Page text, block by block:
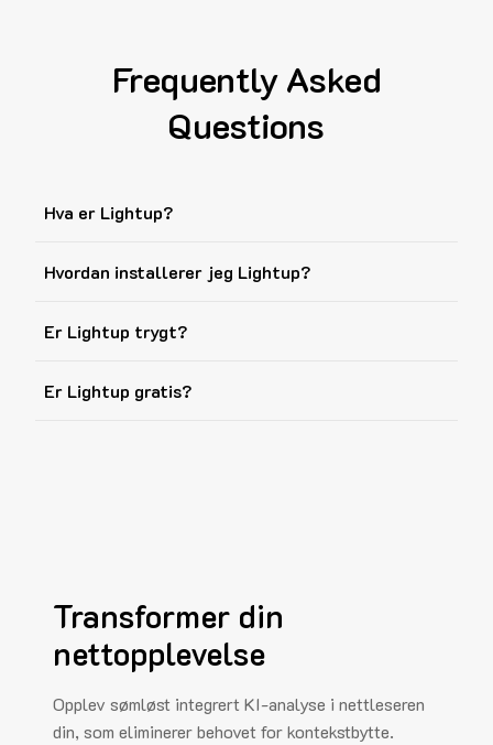
Frequently Asked
Questions
Hva er Lightup?
Hvordan installerer jeg Lightup?
Er Lightup trygt?
Er Lightup gratis?
Transformer din
nettopplevelse
Opplev sømløst integrert KI-analyse i nettleseren
din, som eliminerer behovet for kontekstbytte.